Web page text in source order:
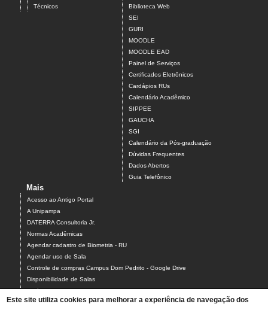
Técnicos
Biblioteca Web
SEI
GURI
MOODLE
MOODLE EAD
Painel de Serviços
Certificados Eletrônicos
Cardápios RUs
Calendário Acadêmico
SIPPEE
GAUCHA
SGI
Calendário da Pós-graduação
Dúvidas Frequentes
Dados Abertos
Guia Telefônico
Mais
Acesso ao Antigo Portal
A Unipampa
DATERRA Consultoria Jr.
Normas Acadêmicas
Agendar cadastro de Biometria - RU
Agendar uso de Sala
Controle de compras Campus Dom Pedrito - Google Drive
Disponibilidade de Salas
Estágios
Formulário para Agendamento do Laboratório de Informática
Este site utiliza cookies para melhorar a experiência de navegação dos